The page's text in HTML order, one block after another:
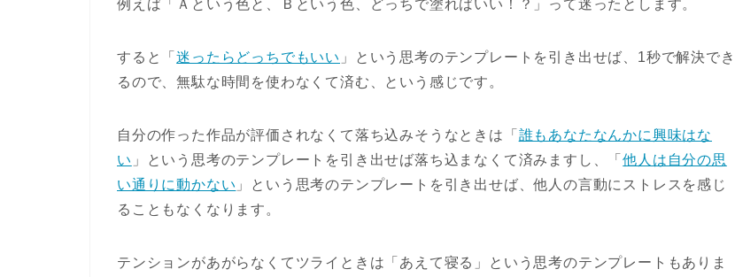
例えば「Ａという色と、Ｂという色、どっちで塗ればいい！？」って迷ったとします。
すると「迷ったらどっちでもいい 」という思考のテンプレートを引き出せば、1秒で解決でき
るので、無駄な時間を使わなくて済む、という感じです。
自分の作った作品が評価されなくて落ち込みそうなときは「 誰もあなたなんかに興味はな
い 」という思考のテンプレートを引き出せば落ち込まなくて済みますし、「他人は自分の思
い通りに動かない 」という思考のテンプレートを引き出せば、他人の言動にストレスを感じ
ることもなくなります。
テンションがあがらなくてツライときは「あえて寝る」という思考のテンプレートもありま